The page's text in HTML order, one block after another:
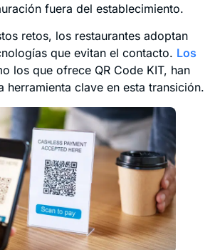
fuera del establecimiento.
retos, los restaurantes adoptan
que evitan el contacto. Los
los que ofrece QR Code KIT, han
herramienta clave en esta transición.